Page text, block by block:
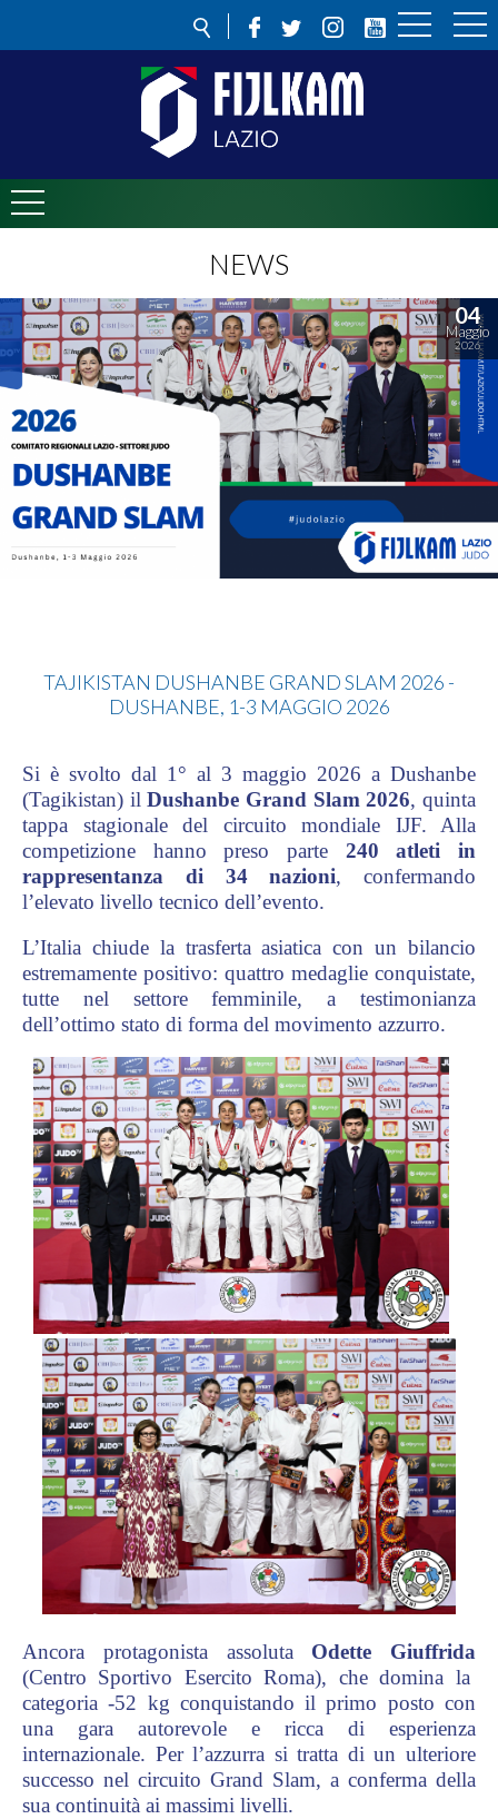
NEWS
04
Maggio
2026
TAJIKISTAN DUSHANBE GRAND SLAM 2026 -
DUSHANBE, 1-3 MAGGIO 2026
Si è svolto dal 1° al 3 maggio 2026 a Dushanbe
(Tagikistan) ilDushanbe Grand Slam 2026, quinta
tappa stagionale del circuito mondiale IJF. Alla
competizione hanno preso parte 240 atleti in
rappresentanza di 34 nazioni, confermando
l’elevato livello tecnico dell’evento.
L’Italia chiude la trasferta asiatica con un bilancio
estremamente positivo: quattro medaglie conquistate,
tutte nel settore femminile, a testimonianza
dell’ottimo stato di forma del movimento azzurro.
Ancora protagonista assoluta Odette Giuffrida
(Centro Sportivo Esercito Roma), che domina la
categoria -52 kg conquistando il primo posto con
una gara autorevole e ricca di esperienza
internazionale. Per l’azzurra si tratta di un ulteriore
successo nel circuito Grand Slam, a conferma della
sua continuità ai massimi livelli.